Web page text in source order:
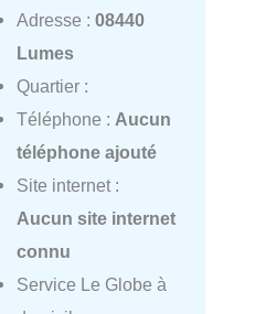
Adresse : 08440
Lumes
Quartier :
Téléphone : Aucun
téléphone ajouté
Site internet :
Aucun site internet
connu
Service Le Globe à